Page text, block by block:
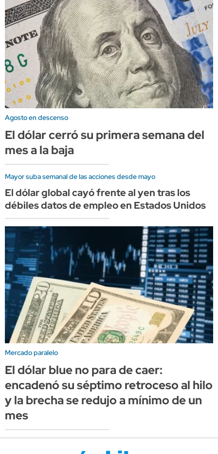
Agosto en descenso
El dólar cerró su primera semana del
mes a la baja
Mayor suba semanal de las acciones desde mayo
El dólar global cayó frente al yen tras los
débiles datos de empleo en Estados Unidos
Mercado paralelo
El dólar blue no para de caer:
encadenó su séptimo retroceso al hilo
y la brecha se redujo a mínimo de un
mes